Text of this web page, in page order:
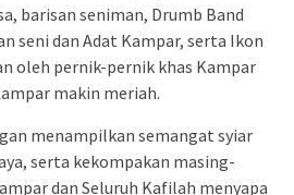
barisan seniman, Drumb Band
seni dan Adat Kampar, serta Ikon
oleh pernik-pernik khas Kampar
makin meriah.
menampilkan semangat syiar
serta kekompakan masing-
dan Seluruh Kafilah menyapa